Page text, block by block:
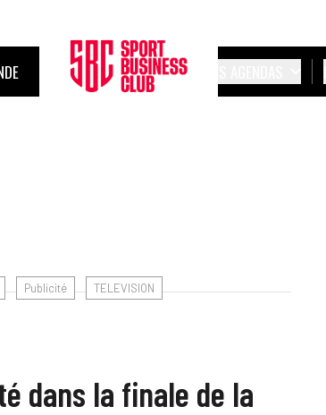
Publicité TELEVISION
dans la finale de la